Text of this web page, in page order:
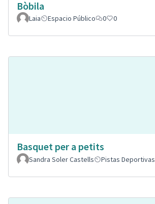
Bòbila
Laia Espacio Público 0 0
Basquet per a petits
Sandra Soler Castells
Pistas Deportivas